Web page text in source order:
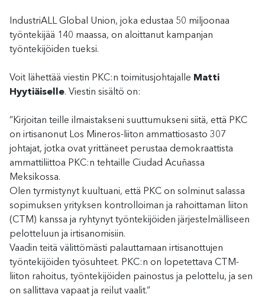
IndustriALL Global Union, joka edustaa 50 miljoonaa
työntekijää 140 maassa, on aloittanut kampanjan
työntekijöiden tueksi.
Voit lähettää viestin PKC:n toimitusjohtajalle Matti
Hyytiäiselle. Viestin sisältö on:
”Kirjoitan teille ilmaistakseni suuttumukseni siitä, että PKC
on irtisanonut Los Mineros-liiton ammattiosasto 307
johtajat, jotka ovat yrittäneet perustaa demokraattista
ammattiliittoa PKC:n tehtaille Ciudad Acuñassa
Meksikossa.
Olen tyrmistynyt kuultuani, että PKC on solminut salassa
sopimuksen yrityksen kontrolloiman ja rahoittaman liiton
(CTM) kanssa ja ryhtynyt työntekijöiden järjestelmälliseen
pelotteluun ja irtisanomisiin.
Vaadin teitä välittömästi palauttamaan irtisanottujen
työntekijöiden työsuhteet. PKC:n on lopetettava CTM-
liiton rahoitus, työntekijöiden painostus ja pelottelu, ja sen
on sallittava vapaat ja reilut vaalit.”